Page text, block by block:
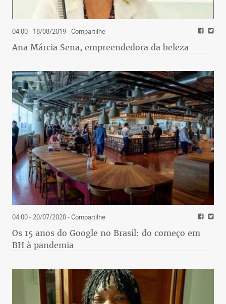
04:00 - 18/08/2019- Compartilhe
Ana Márcia Sena, empreendedora da beleza
04:00 - 20/07/2020- Compartilhe
Os 15 anos do Google no Brasil: do começo em
BH à pandemia